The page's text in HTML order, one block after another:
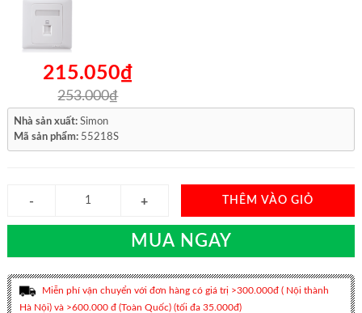
215.050₫
253.000₫
Nhà sản xuất: Simon
Mã sản phẩm: 55218S
THÊM VÀO GIỎ
MUA NGAY
Miễn phí vận chuyển với đơn hàng có giá trị >300.000đ ( Nội thành
Hà Nội) và >600.000 đ (Toàn Quốc) (tối đa 35.000đ)